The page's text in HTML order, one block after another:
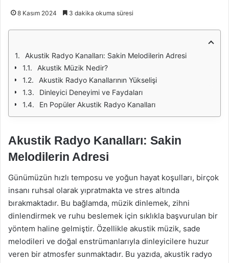
8 Kasım 2024 3 dakika okuma süresi
Akustik Radyo Kanalları: Sakin Melodilerin Adresi
Akustik Müzik Nedir?
Akustik Radyo Kanallarının Yükselişi
Dinleyici Deneyimi ve Faydaları
En Popüler Akustik Radyo Kanalları
Akustik Radyo Kanalları: Sakin
Melodilerin Adresi
Günümüzün hızlı temposu ve yoğun hayat koşulları, birçok
insanı ruhsal olarak yıpratmakta ve stres altında
bırakmaktadır. Bu bağlamda, müzik dinlemek, zihni
dinlendirmek ve ruhu beslemek için sıklıkla başvurulan bir
yöntem haline gelmiştir. Özellikle akustik müzik, sade
melodileri ve doğal enstrümanlarıyla dinleyicilere huzur
veren bir atmosfer sunmaktadır. Bu yazıda, akustik radyo